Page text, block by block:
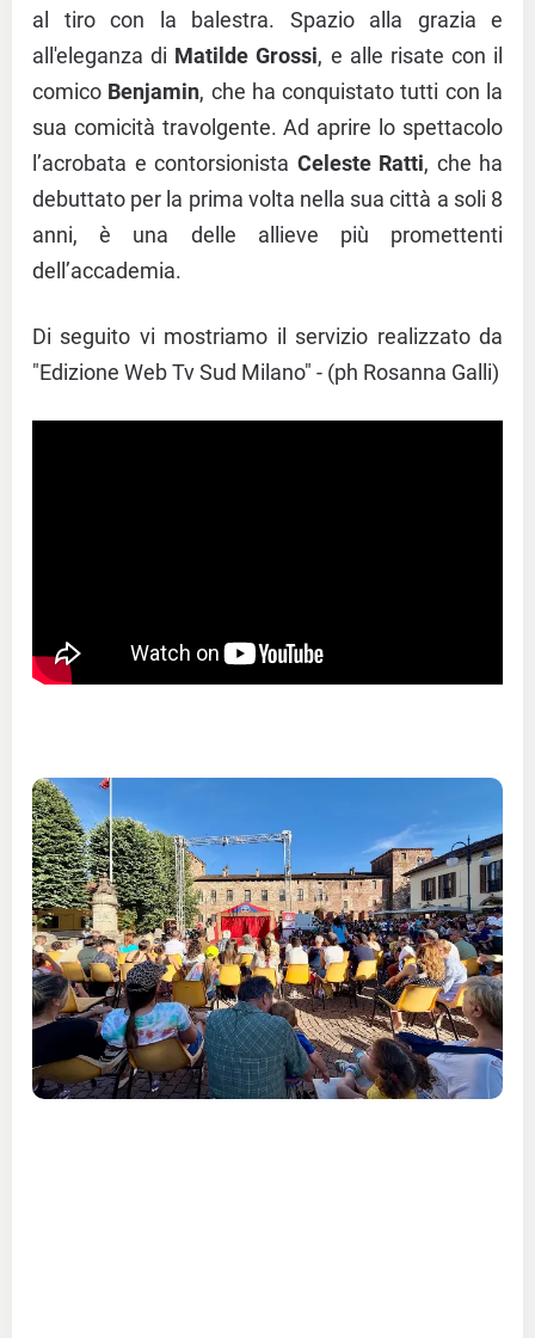
al tiro con la balestra. Spazio alla grazia e
all'eleganza di Matilde Grossi, e alle risate con il
comico Benjamin, che ha conquistato tutti con la
sua comicità travolgente. Ad aprire lo spettacolo
l’acrobata e contorsionista Celeste Ratti, che ha
debuttato per la prima volta nella sua città a soli 8
anni, è una delle allieve più promettenti
dell’accademia.
Di seguito vi mostriamo il servizio realizzato da
"Edizione Web Tv Sud Milano" - (ph Rosanna Galli)